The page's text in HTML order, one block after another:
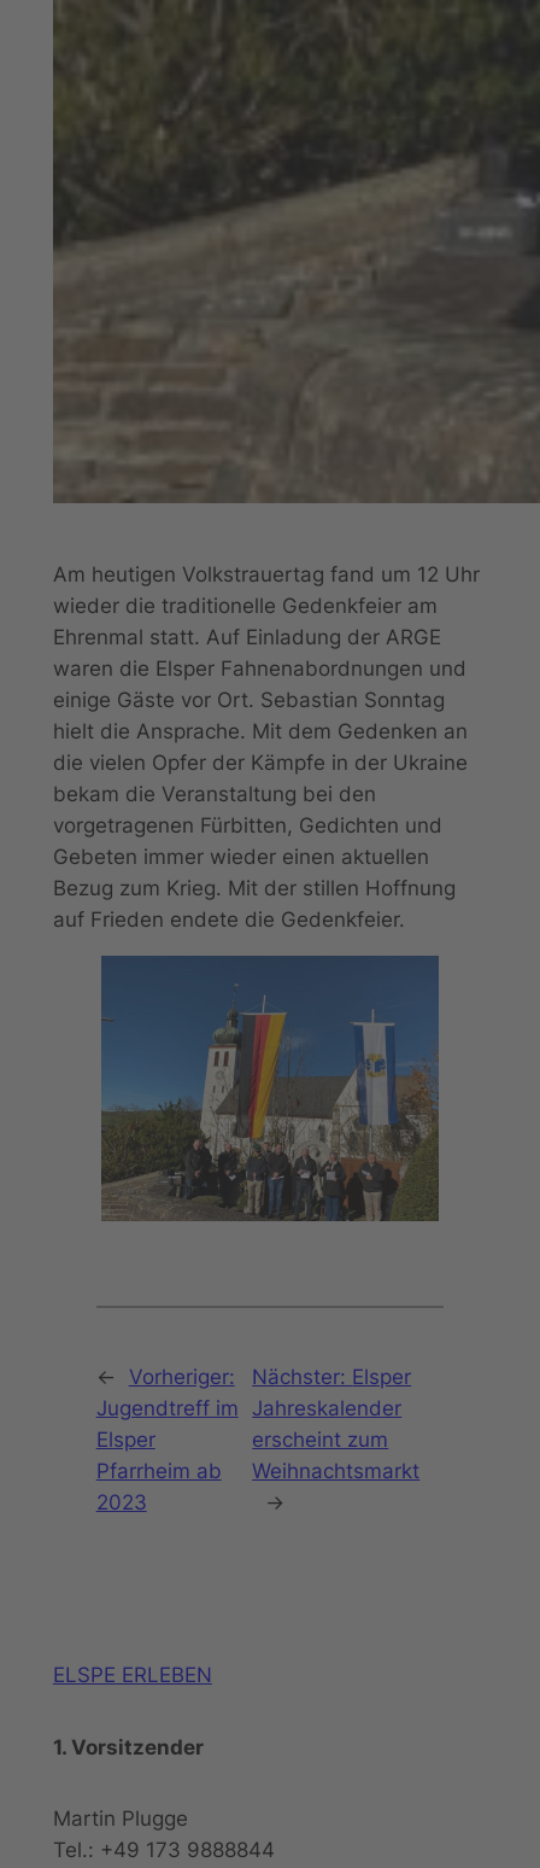
Am heutigen Volkstrauertag fand um 12 Uhr
wieder die traditionelle Gedenkfeier am
Ehrenmal statt. Auf Einladung der ARGE
waren die Elsper Fahnenabordnungen und
einige Gäste vor Ort. Sebastian Sonntag
hielt die Ansprache. Mit dem Gedenken an
die vielen Opfer der Kämpfe in der Ukraine
bekam die Veranstaltung bei den
vorgetragenen Fürbitten, Gedichten und
Gebeten immer wieder einen aktuellen
Bezug zum Krieg. Mit der stillen Hoffnung
auf Frieden endete die Gedenkfeier.
←
Vorheriger:
Jugendtreff im
Elsper
Pfarrheim ab
2023
Nächster: Elsper
Jahreskalender
erscheint zum
Weihnachtsmarkt
→
ELSPE ERLEBEN
1. Vorsitzender
Martin Plugge
Tel.: +49 173 9888844